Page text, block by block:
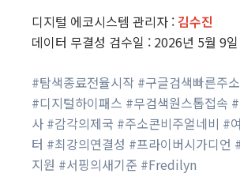
디지털 에코시스템 관리자 : 김수진
데이터 무결성 검수일 : 2026년 5월 9일
#탐색종료전율시작 #구글검색빠른주
#디지털하이패스 #무검색원스톱접속
사 #감각의제국 #주소콘비주얼네비 #
터 #최강의연결성 #프라이버시가디언
지원 #서핑의새기준 #Fredilyn